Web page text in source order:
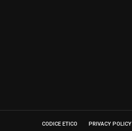
CODICE ETICO PRIVACY POLICY